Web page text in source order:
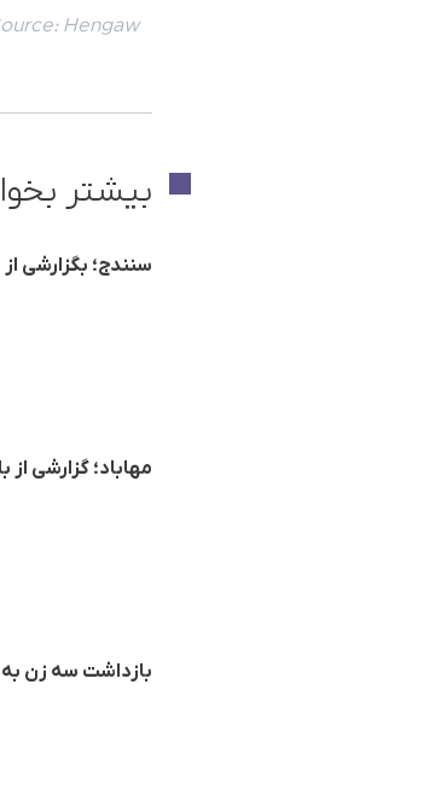
Hengaw
بیشتر
سنندج؛ بگزارشی
مهاباد؛ گزارشی از
بازداشت سه زن به